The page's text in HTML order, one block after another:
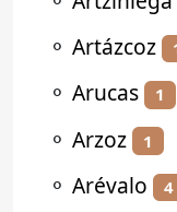
⚬ Artázcoz
⚬ Arucas 1
⚬ Arzoz 1
⚬ Arévalo 4